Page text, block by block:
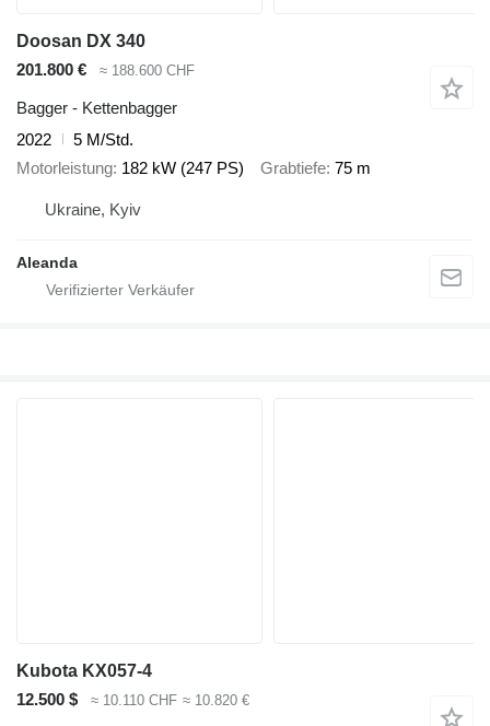
Doosan DX 340
201.800 €
≈ 188.600 CHF
Bagger - Kettenbagger
2022
5 M/Std.
Motorleistung 182 kW (247 PS) Grabtiefe 75 m
Ukraine, Kyiv
Aleanda
Kubota KX057-4
12.500 $
≈ 10.110 CHF ≈ 10.820 €